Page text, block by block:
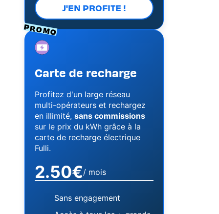
J'EN PROFITE !
PROMO
Image
Carte de recharge
Profitez d'un large réseau
multi-opérateurs et rechargez
en illimité, sans commissions
sur le prix du kWh grâce à la
carte de recharge électrique
Fulli.
2.50€/ mois
Sans engagement